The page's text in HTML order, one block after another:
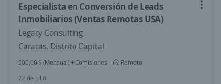
Especialista en Conversión de Leads
Inmobiliarios (Ventas Remotas USA)
Legacy Consulting
Caracas, Distrito Capital
500,00 $ (Mensual) + Comisiones
Remoto
22 de julio